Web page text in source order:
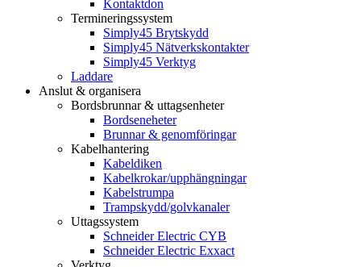
Kontaktdon
Termineringssystem
Simply45 Brytskydd
Simply45 Nätverkskontakter
Simply45 Verktyg
Laddare
Anslut & organisera
Bordsbrunnar & uttagsenheter
Bordseneheter
Brunnar & genomföringar
Kabelhantering
Kabeldiken
Kabelkrokar/upphängningar
Kabelstrumpa
Trampskydd/golvkanaler
Uttagssystem
Schneider Electric CYB
Schneider Electric Exxact